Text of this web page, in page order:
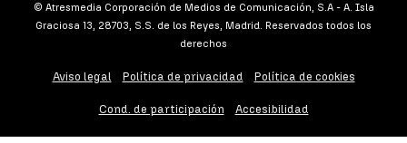
© Atresmedia Corporación de Medios de Comunicación, S.A - A. Isla
Graciosa 13, 28703, S.S. de los Reyes, Madrid. Reservados todos los
derechos
Aviso legal Política de privacidad Política de cookies
Cond. de participación Accesibilidad